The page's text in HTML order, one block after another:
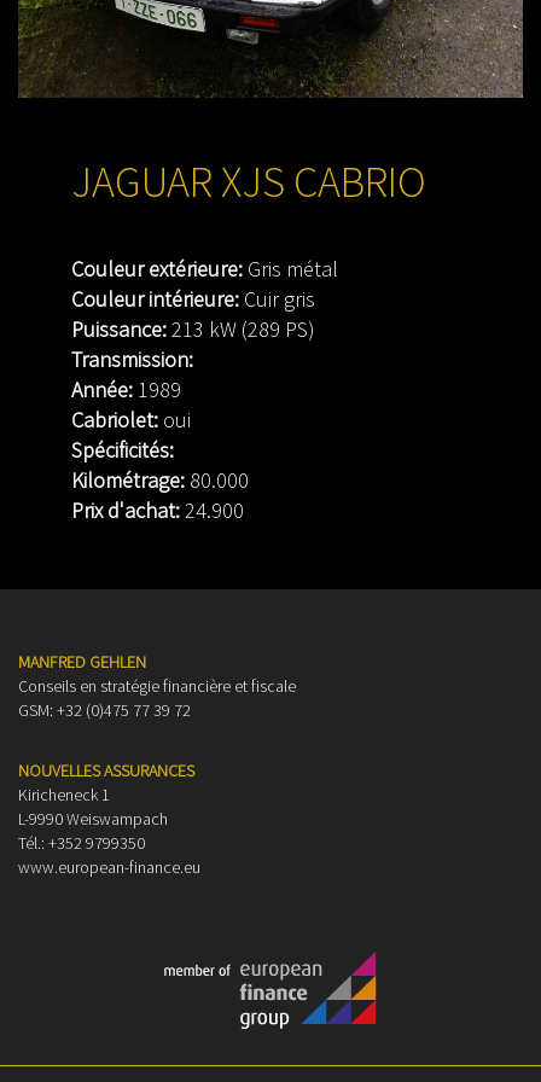
JAGUAR XJS CABRIO
Couleur extérieure: Gris métal
Couleur intérieure: Cuir gris
Puissance:213 kW (289 PS)
Transmission:
Année: 1989
Cabriolet: oui
Spécificités:
Kilométrage: 80.000
Prix d'achat:24.900
MANFRED GEHLEN
Conseils en stratégie financière et fiscale
GSM: +32 (0)475 77 39 72
NOUVELLES ASSURANCES
Kiricheneck 1
L-9990 Weiswampach
Tél.: +352 9799350
www.european-finance.eu